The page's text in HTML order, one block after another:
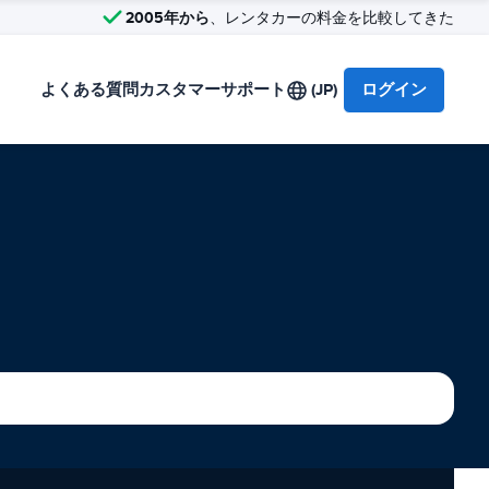
2005年から、レンタカーの料金を比較してきた
よくある質問カスタマーサポート (JP) ログイン